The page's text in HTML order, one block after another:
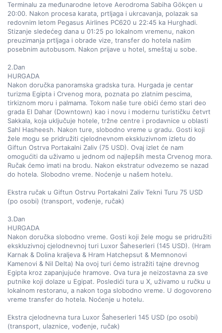
Terminalu za međunarodne letove Aerodroma Sabiha Gökçen u
20:00. Nakon procesa karata, prtljaga i ukrcavanja, polazak sa
redovnim letom Pegasus Airlines PC620 u 22:45 ka Hurghadi.
Stizanje sledećeg dana u 01:25 po lokalnom vremenu, nakon
preuzimanja prtljaga i obrade vize, transfer do hotela našim
posebnim autobusom. Nakon prijave u hotel, smeštaj u sobe.
2.Dan
HURGADA
Nakon doručka panoramska gradska tura. Hurgada je centar
turizma Egipta i Crvenog mora, poznata po zlatnim pescima,
tirkiznom moru i palmama. Tokom naše ture obići ćemo stari deo
grada El Dahar (Downtown) kao i novu i modernu turističku četvrt
Sakkala, koja uključuje hotele, tržne centre i prodavnice u oblasti
Sahl Hasheesh. Nakon ture, slobodno vreme u gradu. Gosti koji
žele mogu se pridružiti cjelodnevnom ekskluzivnom izletu do
Giftun Ostrva Portakalni Zaliv (75 USD). Ovaj izlet će nam
omogućiti da uživamo u jednom od najlepših mesta Crvenog mora.
Ručak ćemo imati na brodu. Nakon ekstratur odvezemo se nazad
do hotela. Slobodno vreme. Noćenje u našem hotelu.
Ekstra ručak u Giftun Ostrvu Portakalni Zaliv Tekni Turu 75 USD
(po osobi) (transport, vođenje, ručak)
3.Dan
HURGADA
Nakon doručka slobodno vreme. Gosti koji žele mogu se pridružiti
ekskluzivnoj cjelodnevnoj turi Luxor Šaheserleri (145 USD). (Hram
Karnak & Dolina kraljeva & Hram Hatchepsut & Memnonovi
Kamenovi & Nil Delta) Na ovoj turi ćemo istražiti tajne drevnog
Egipta kroz zapanjujuće hramove. Ova tura je neizostavna za sve
putnike koji dolaze u Egipat. Posledići tura u X, uživamo u ručku u
lokalnom restoranu, a nakon toga slobodno vreme. U dogovoreno
vreme transfer do hotela. Noćenje u hotelu.
Ekstra cjelodnevna tura Luxor Šaheserleri 145 USD (po osobi)
(transport, ulaznice, vođenje, ručak)